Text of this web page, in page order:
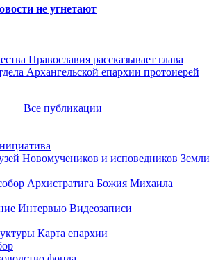
не угнетают
Православия рассказывает глава
Архангельской епархии протоиерей
Все публикации
Интервью Видеозаписи
Карта епархии